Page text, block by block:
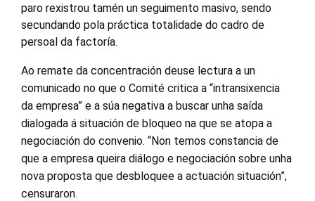
paro rexistrou tamén un seguimento masivo, sendo
secundando pola práctica totalidade do cadro de
persoal da factoría.
Ao remate da concentración deuse lectura a un
comunicado no que o Comité critica a “intransixencia
da empresa” e a súa negativa a buscar unha saída
dialogada á situación de bloqueo na que se atopa a
negociación do convenio. “Non temos constancia de
que a empresa queira diálogo e negociación sobre unha
nova proposta que desbloquee a actuación situación”,
censuraron.